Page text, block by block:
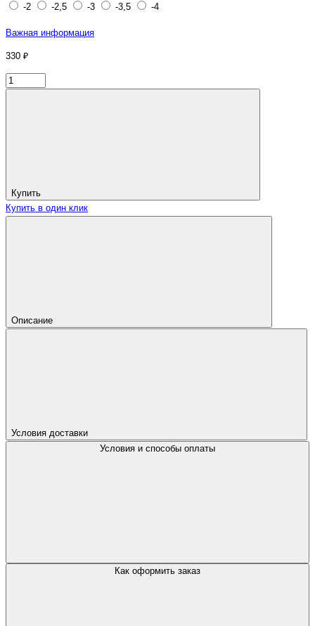
-2
-2,5 -3 -3,5 -4
Важная информация
330 ₽
Купить
Купить в один клик
Описание
Условия доставки
Условия и способы оплаты
Как оформить заказ